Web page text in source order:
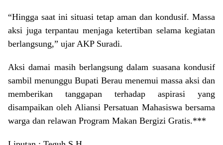
“Hingga saat ini situasi tetap aman dan kondusif. Massa
aksi juga terpantau menjaga ketertiban selama kegiatan
berlangsung,” ujar AKP Suradi.
Aksi damai masih berlangsung dalam suasana kondusif
sambil menunggu Bupati Berau menemui massa aksi dan
memberikan tanggapan terhadap aspirasi yang
disampaikan oleh Aliansi Persatuan Mahasiswa bersama
warga dan relawan Program Makan Bergizi Gratis.***